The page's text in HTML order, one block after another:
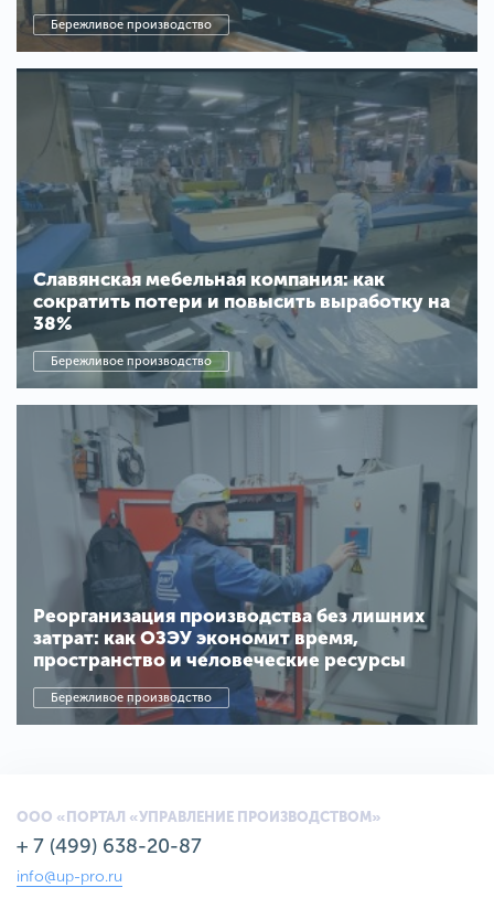
Бережливое производство
Славянская мебельная компания: как
сократить потери и повысить выработку на
38%
Бережливое производство
Реорганизация производства без лишних
затрат: как ОЗЭУ экономит время,
пространство и человеческие ресурсы
Бережливое производство
ООО «ПОРТАЛ «УПРАВЛЕНИЕ ПРОИЗВОДСТВОМ»
+ 7 (499) 638-20-87
info@up-pro.ru